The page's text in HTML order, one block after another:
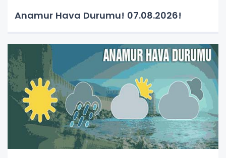
Anamur Hava Durumu! 07.08.2026!